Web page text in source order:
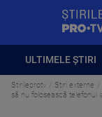
ULTIMELE ȘTIRI
Stirileprotv Stiri externe
să nu folosească telefonul